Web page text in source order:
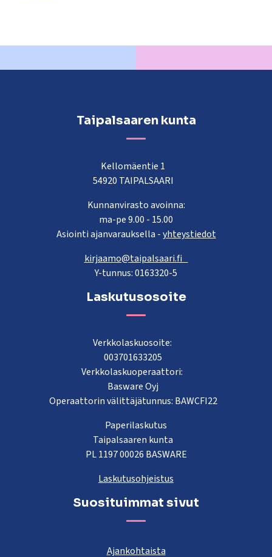
Taipalsaaren kunta
Kellomäentie 1
54920 TAIPALSAARI
Kunnanvirasto avoinna:
ma-pe 9.00 - 15.00
Asiointi ajanvarauksella -yhteystiedot
kirjaamo@taipalsaari.fi
Y-tunnus: 0163320-5
Laskutusosoite
Verkkolaskuosoite:
003701633205
Verkkolaskuoperaattori:
Basware Oyj
Operaattorin välittäjätunnus: BAWCFI22
Paperilaskutus
Taipalsaaren kunta
PL 1197 00026 BASWARE
Laskutusohjeistus
Suosituimmat sivut
Ajankohtaista